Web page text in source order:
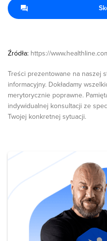
Źródła: https://
Treści prezentowane na naszej
informacyjny. Dokładamy
merytorycznie poprawne.
indywidualnej konsultacji ze
Twojej konkretnej sytuacji.